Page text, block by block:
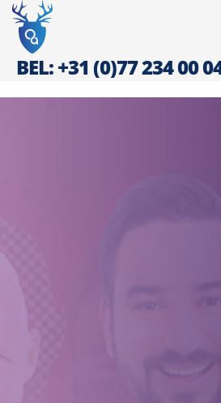
BEL: +31 (0)77 234 00